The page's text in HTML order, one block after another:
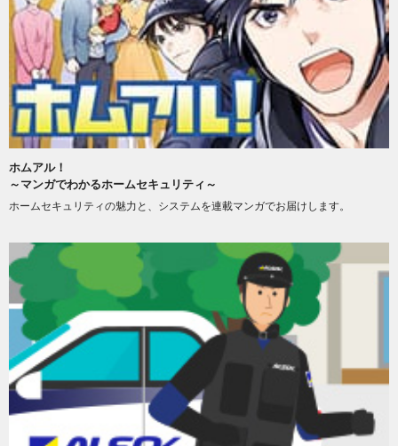
ホムアル！
～マンガでわかるホームセキュリティ～
ホームセキュリティの魅力と、システムを連載マンガでお届けします。